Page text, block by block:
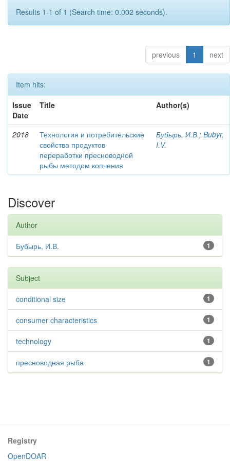
Results 1-1 of 1 (Search time: 0.002 seconds).
previous 1 next
Item hits:
Issue
Date
Title Author(s)
2018
Технология и потребительские
свойства продуктов
переработки пресноводной
рыбы методом копчения
Бубырь, И.В.; Bubyr,
I.V.
Discover
Author
1
Бубырь, И.В.
Subject
1
conditional size
1
consumer characteristics
1
technology
1
пресноводная рыба
Registry
OpenDOAR